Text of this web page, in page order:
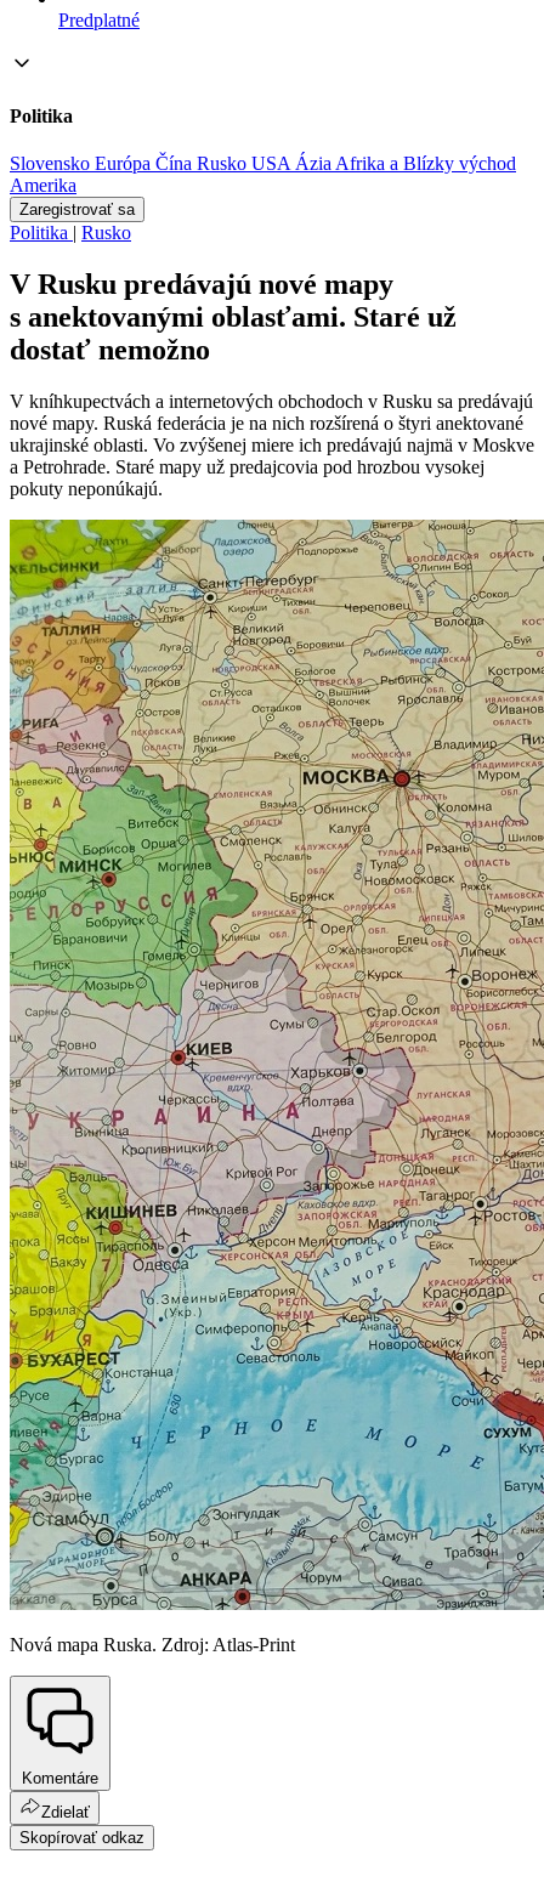
Predplatné
Politika
Slovensko Európa Čína Rusko USA ÁziaAfrika a Blízky východ
Amerika
Zaregistrovať sa
Politika | Rusko
V Rusku predávajú nové mapy
s anektovanými oblasťami. Staré už
dostať nemožno
V kníhkupectvách a internetových obchodoch v Rusku sa predávajú
nové mapy. Ruská federácia je na nich rozšírená o štyri anektované
ukrajinské oblasti. Vo zvýšenej miere ich predávajú najmä v Moskve
a Petrohrade. Staré mapy už predajcovia pod hrozbou vysokej
pokuty neponúkajú.
Nová mapa Ruska. Zdroj: Atlas-Print
Komentáre
Zdielať
Skopírovať odkaz